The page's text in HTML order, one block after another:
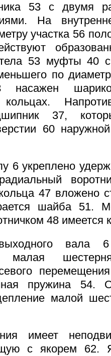
53 с двумя
На
участка 56
53 муфты 40
по
насажен
37,
60
6 укреплено
47 вложено
шайба 51.
48 имеется
вала 6
малая
пружина 54.
малой
имеет
с якорем 62.